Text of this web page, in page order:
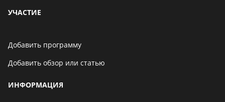
УЧАСТИЕ
Добавить программу
Добавить обзор или статью
ИНФОРМАЦИЯ